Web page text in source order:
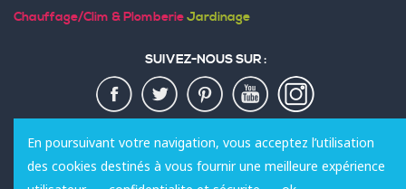
Chauffage/Clim & PlomberieJardinage
SUIVEZ-NOUS SUR :
MODES DE PAIEMENT :
En poursuivant votre navigation, vous acceptez l’utilisation
des cookies destinés à vous fournir une meilleure expérience